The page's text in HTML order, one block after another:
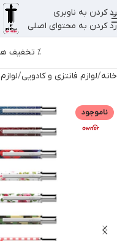
رد کردن به ناوبری
رد کردن به محتوای اصلی
% تخفیف
خانه لوازم فانتزی و کادویی
ناموجود